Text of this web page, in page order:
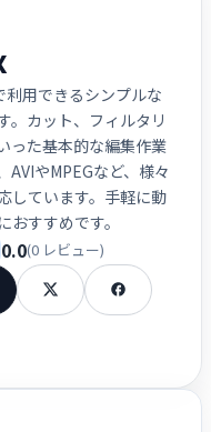
用できるシンプルな
。カット、フィルタリ
った基本的な編集作業
AVIやMPEGなど、様々
しています。手軽に動
おすすめです。
0.0(0 レビュー)